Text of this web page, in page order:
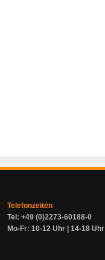
Telefonzeiten
Tel: +49 (0)2273-60188-0
Mo-Fr: 10-12 Uhr | 14-18 Uhr